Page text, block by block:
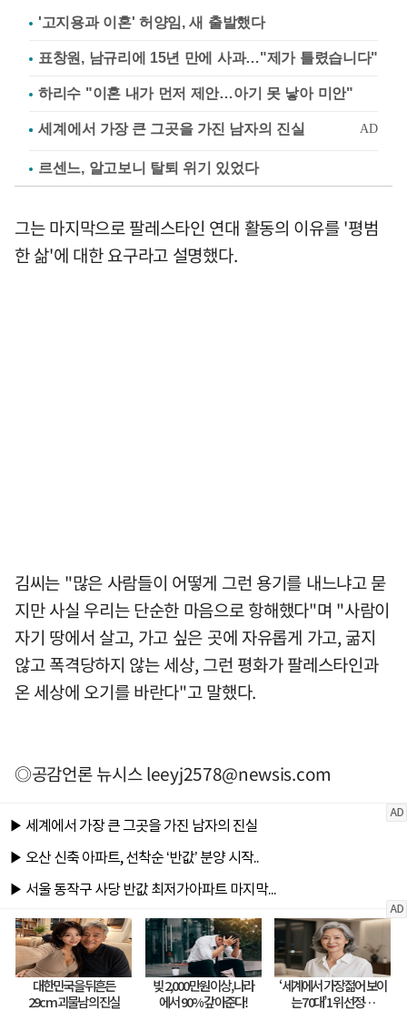
'고지용과 이혼' 허양임, 새 출발했다
표창원, 남규리에 15년 만에 사과…"제가 틀렸습니다"
하리수 "이혼 내가 먼저 제안…아기 못 낳아 미안"
르센느, 알고보니 탈퇴 위기 있었다
그는 마지막으로 팔레스타인 연대 활동의 이유를 '평범
한 삶'에 대한 요구라고 설명했다.
김씨는 "많은 사람들이 어떻게 그런 용기를 내느냐고 묻
지만 사실 우리는 단순한 마음으로 항해했다"며 "사람이
자기 땅에서 살고, 가고 싶은 곳에 자유롭게 가고, 굶지
않고 폭격당하지 않는 세상, 그런 평화가 팔레스타인과
온 세상에 오기를 바란다"고 말했다.
◎공감언론 뉴시스leeyj2578@newsis.com